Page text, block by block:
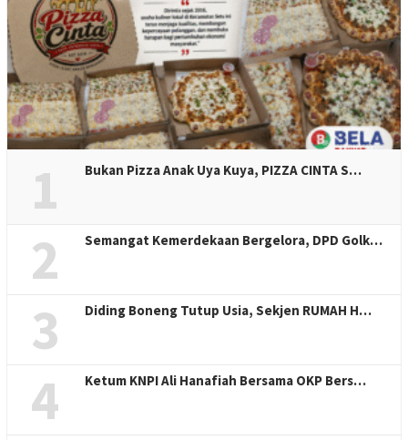
1 Bukan Pizza Anak Uya Kuya, PIZZA CINTA S…
2 Semangat Kemerdekaan Bergelora, DPD Golk…
3 Diding Boneng Tutup Usia, Sekjen RUMAH H…
4 Ketum KNPI Ali Hanafiah Bersama OKP Bers…